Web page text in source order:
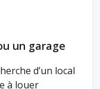
un garage
d’un local
à louer